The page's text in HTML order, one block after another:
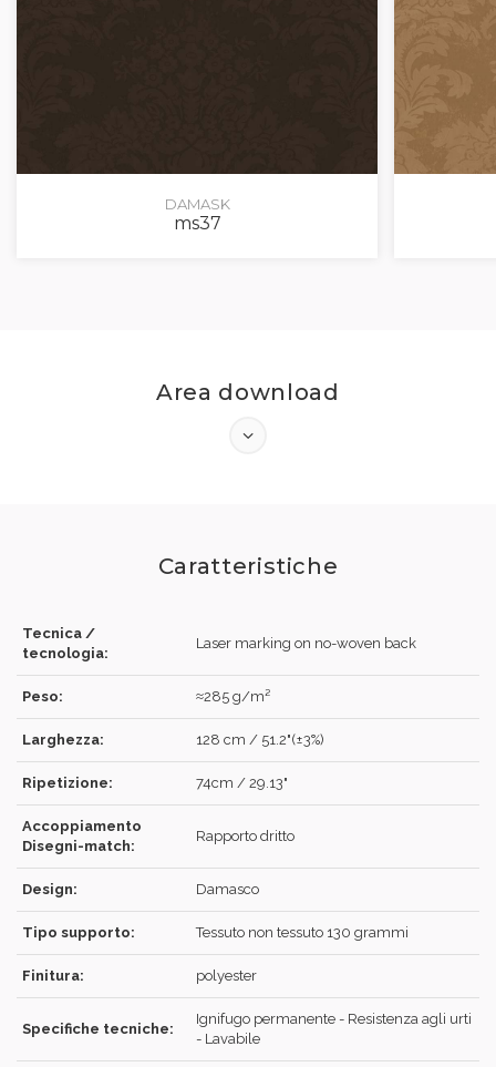
DAMASK
ms37
Area download
Caratteristiche
Tecnica /
tecnologia:
Laser marking on no-woven back
Peso: ≈285 g/m²
Larghezza: 128 cm / 51.2"(±3%)
Ripetizione: 74cm / 29.13"
Accoppiamento
Disegni-match:
Rapporto dritto
Design: Damasco
Tipo supporto: Tessuto non tessuto 130 grammi
Finitura: polyester
Specifiche tecniche:
Ignifugo permanente - Resistenza agli urti
- Lavabile
ACCEDI
Hai dimenticato la password?